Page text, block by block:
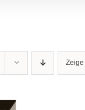
Zeige